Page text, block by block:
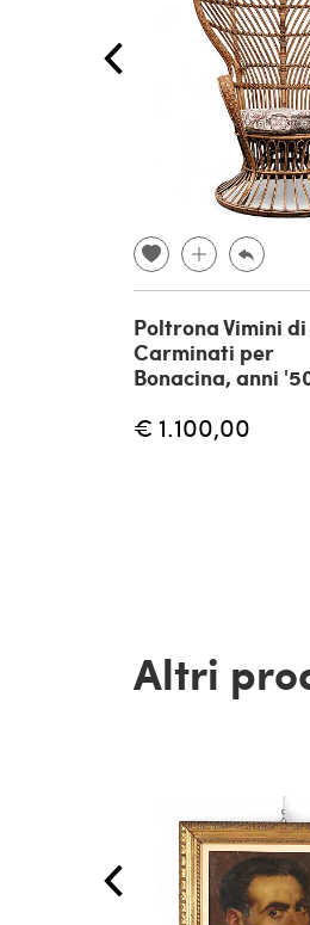
Poltrona Vimini
Carminati per
Bonacina, anni
€ 1.100,00
Altri